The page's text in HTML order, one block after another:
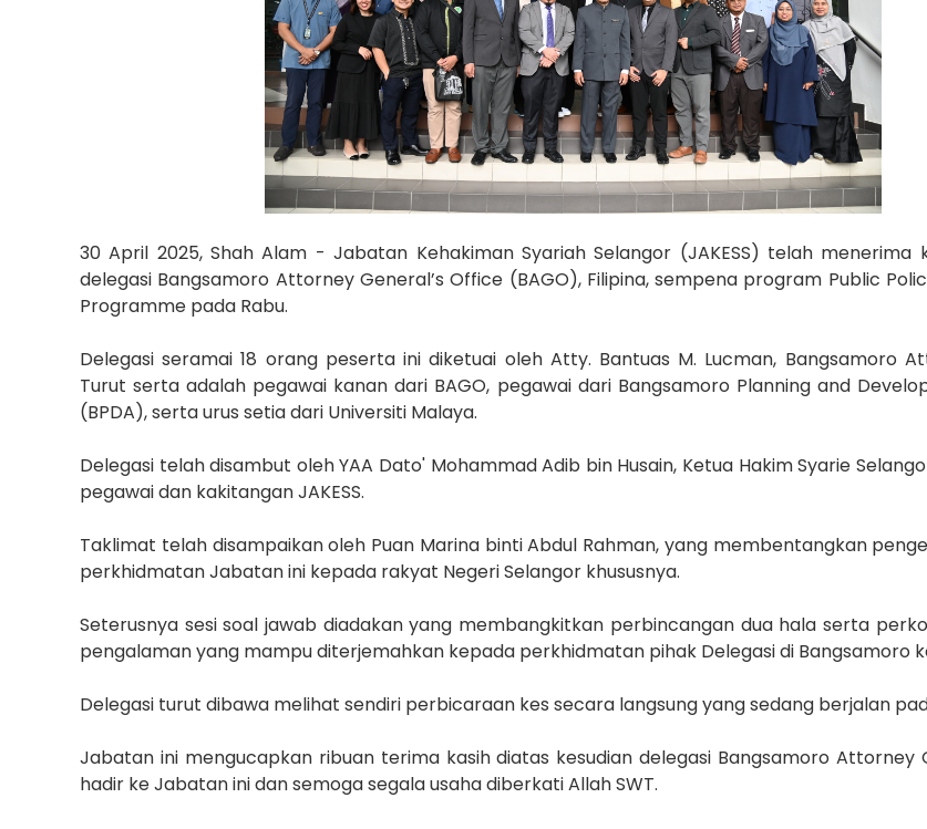
30 April 2025, Shah Alam - Jabatan Kehakiman Syariah Selangor (JAKESS) telah menerima
delegasi Bangsamoro Attorney General’s Office (BAGO), Filipina, sempena program Public
Programme pada Rabu.
Delegasi seramai 18 orang peserta ini diketuai oleh Atty. Bantuas M. Lucman, Bangsamoro
Turut serta adalah pegawai kanan dari BAGO, pegawai dari Bangsamoro Planning and
(BPDA), serta urus setia dari Universiti Malaya.
Delegasi telah disambut oleh YAA Dato' Mohammad Adib bin Husain, Ketua Hakim Syarie
pegawai dan kakitangan JAKESS.
Taklimat telah disampaikan oleh Puan Marina binti Abdul Rahman, yang membentangkan
perkhidmatan Jabatan ini kepada rakyat Negeri Selangor khususnya.
Seterusnya sesi soal jawab diadakan yang membangkitkan perbincangan dua hala serta
pengalaman yang mampu diterjemahkan kepada perkhidmatan pihak Delegasi di Bangsamoro
Delegasi turut dibawa melihat sendiri perbicaraan kes secara langsung yang sedang berjalan
Jabatan ini mengucapkan ribuan terima kasih diatas kesudian delegasi Bangsamoro Attorney
hadir ke Jabatan ini dan semoga segala usaha diberkati Allah SWT.